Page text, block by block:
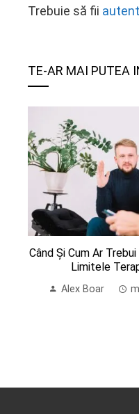
Trebuie să fii
TE-AR MAI PUTEA
Când Și Cum Ar
Limitele
Alex Boar